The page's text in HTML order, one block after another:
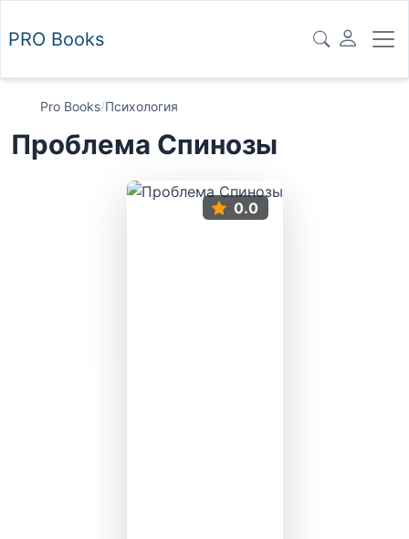
PRO Books
Pro Books/Психология
Проблема Спинозы
0.0